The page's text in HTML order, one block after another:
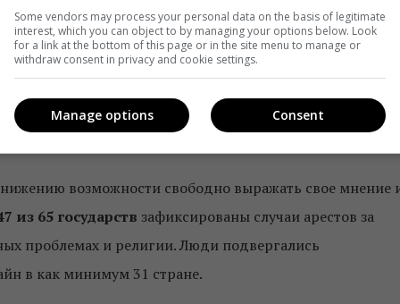
больших данных имелись только у самых
они становятся широкодоступными во всем
, глава отдела исследований в области технологий и
возможности свободно выражать свое мнение
из 65 государств зафиксированы случаи арестов за
проблемах и религии. Люди подвергались
в как минимум 31 стране.
Some vendors may process your personal data on the basis of legitimate
interest, which you can object to by managing your options below. Look
for a link at the bottom of this page or in the site menu to manage or
withdraw consent in privacy and cookie settings.
Consent
Manage options